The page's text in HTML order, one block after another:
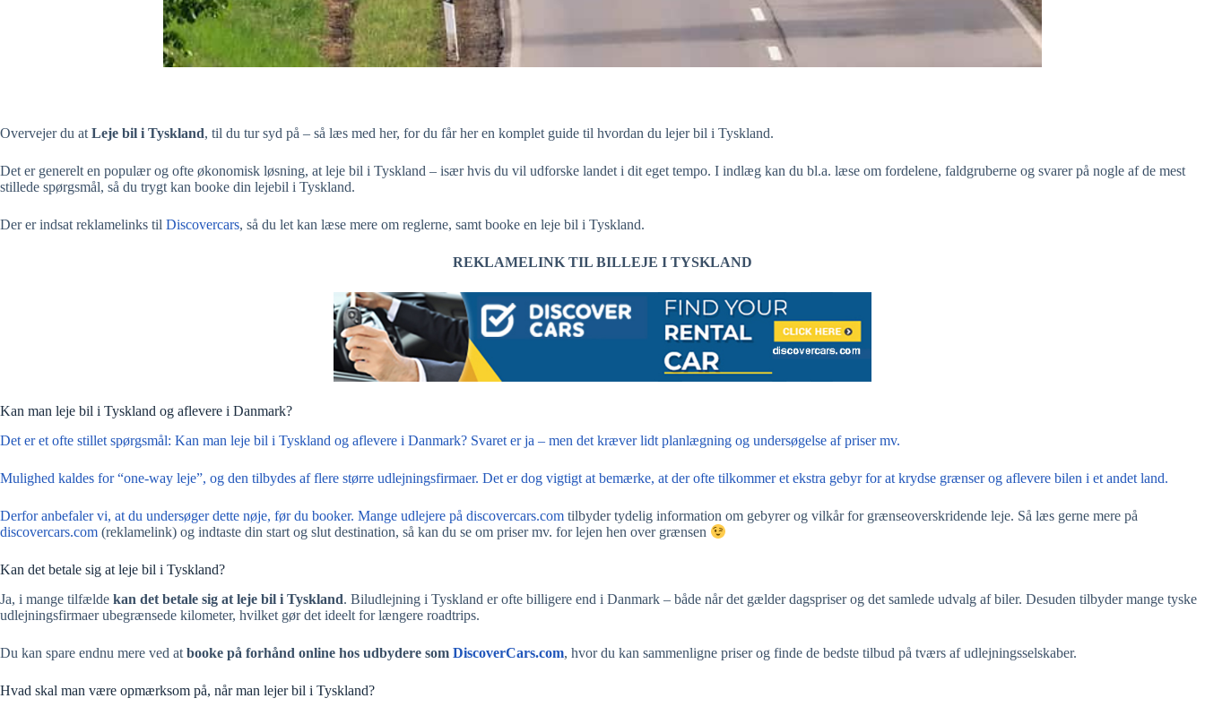
Overvejer du at Leje bil i Tyskland, til du tur syd på – så læs med her, for du får her en komplet guide til hvordan du lejer bil i Tyskland.
Det er generelt en populær og ofte økonomisk løsning, at leje bil i Tyskland – især hvis du vil udforske landet i dit eget tempo. I indlæg kan du bl.a. læse om fordelene, faldgruberne og svarer på nogle af de mest
stillede spørgsmål, så du trygt kan booke din lejebil i Tyskland.
Der er indsat reklamelinks til Discovercars, så du let kan læse mere om reglerne, samt booke en leje bil i Tyskland.
REKLAMELINK TIL BILLEJE I TYSKLAND
Kan man leje bil i Tyskland og aflevere i Danmark?
Det er et ofte stillet spørgsmål: Kan man leje bil i Tyskland og aflevere i Danmark? Svaret er ja – men det kræver lidt planlægning og undersøgelse af priser mv.
Mulighed kaldes for “one-way leje”, og den tilbydes af flere større udlejningsfirmaer. Det er dog vigtigt at bemærke, at der ofte tilkommer et ekstra gebyr for at krydse grænser og aflevere bilen i et andet land.
Derfor anbefaler vi, at du undersøger dette nøje, før du booker. Mange udlejere på discovercars.com tilbyder tydelig information om gebyrer og vilkår for grænseoverskridende leje. Så læs gerne mere på
discovercars.com (reklamelink) og indtaste din start og slut destination, så kan du se om priser mv. for lejen hen over grænsen
Kan det betale sig at leje bil i Tyskland?
Ja, i mange tilfælde kan det betale sig at leje bil i Tyskland. Biludlejning i Tyskland er ofte billigere end i Danmark – både når det gælder dagspriser og det samlede udvalg af biler. Desuden tilbyder mange tyske
udlejningsfirmaer ubegrænsede kilometer, hvilket gør det ideelt for længere roadtrips.
Du kan spare endnu mere ved at booke på forhånd online hos udbydere som DiscoverCars.com, hvor du kan sammenligne priser og finde de bedste tilbud på tværs af udlejningsselskaber.
Hvad skal man være opmærksom på, når man lejer bil i Tyskland?